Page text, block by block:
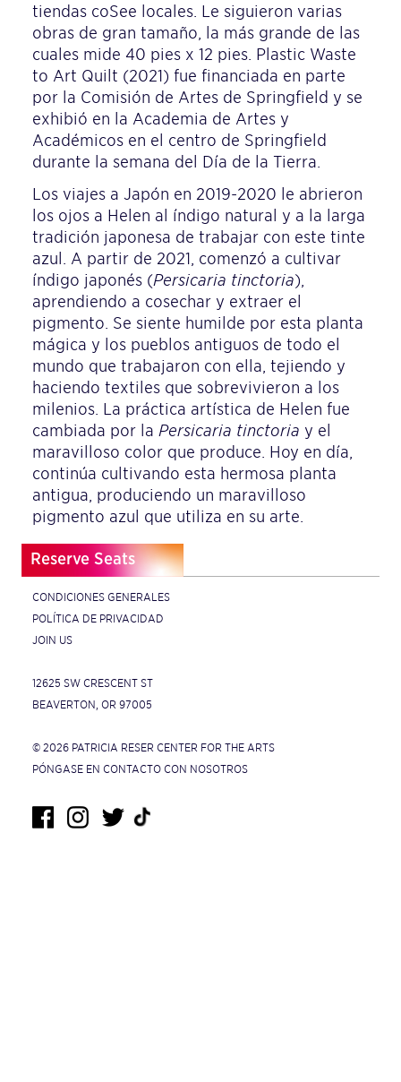
tiendas coSee locales. Le siguieron varias
obras de gran tamaño, la más grande de las
cuales mide 40 pies x 12 pies. Plastic Waste
to Art Quilt (2021) fue financiada en parte
por la Comisión de Artes de Springfield y se
exhibió en la Academia de Artes y
Académicos en el centro de Springfield
durante la semana del Día de la Tierra.
Los viajes a Japón en 2019-2020 le abrieron
los ojos a Helen al índigo natural y a la larga
tradición japonesa de trabajar con este tinte
azul. A partir de 2021, comenzó a cultivar
índigo japonés (Persicaria tinctoria),
aprendiendo a cosechar y extraer el
pigmento. Se siente humilde por esta planta
mágica y los pueblos antiguos de todo el
mundo que trabajaron con ella, tejiendo y
haciendo textiles que sobrevivieron a los
milenios. La práctica artística de Helen fue
cambiada por la Persicaria tinctoria y el
maravilloso color que produce. Hoy en día,
continúa cultivando esta hermosa planta
antigua, produciendo un maravilloso
pigmento azul que utiliza en su arte.
Reserve Seats
CONDICIONES GENERALES
POLÍTICA DE PRIVACIDAD
JOIN US
12625 SW CRESCENT ST
BEAVERTON, OR 97005
© 2026 PATRICIA RESER CENTER FOR THE ARTS
PÓNGASE EN CONTACTO CON NOSOTROS